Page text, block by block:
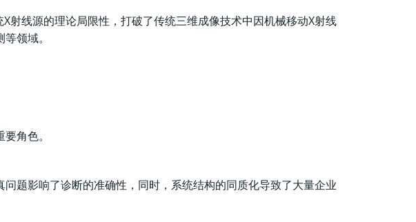
射线源的理论局限性，打破了传统三维成像技术中因机械移动X射线
领域。
角色。
题影响了诊断的准确性，同时，系统结构的同质化导致了大量企业